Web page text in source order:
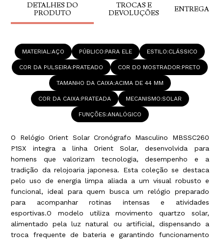
DETALHES DO
PRODUTO
TROCAS E
DEVOLUÇÕES
ENTREGA
O Relógio Orient Solar Cronógrafo Masculino MBSSC260
P1SX integra a linha Orient Solar, desenvolvida para
homens que valorizam tecnologia, desempenho e a
tradição da relojoaria japonesa. Esta coleção se destaca
pelo uso de energia limpa aliada a um visual robusto e
funcional, ideal para quem busca um relógio preparado
para acompanhar rotinas intensas e atividades
esportivas.O modelo utiliza movimento quartzo solar,
alimentado pela luz natural ou artificial, dispensando a
troca frequente de bateria e garantindo funcionamento
MATERIAL AÇO PÚBLICO PARA ELE ESTILO CLÁSSICO
COR DA PULSEIRA PRATEADO COR DO MOSTRADOR PRETO
TAMANHO DA CAIXA ACIMA DE 44 MM
COR DA CAIXA PRATEADA MECANISMO SOLAR
FUNÇÕES ANALÓGICO